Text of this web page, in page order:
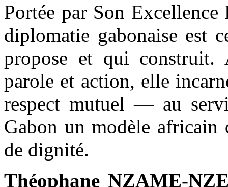
Portée par Son
diplomatie gabonaise est
propose et qui construit.
parole et action, elle
respect mutuel — au
Gabon un modèle africain
de dignité.
Théophane NZAME-